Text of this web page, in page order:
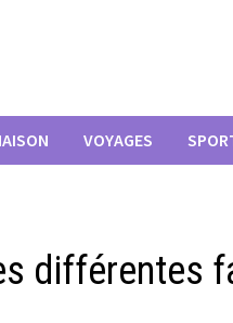
VOYAGES
différentes